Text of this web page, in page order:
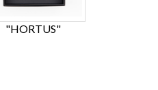
"HORTUS"